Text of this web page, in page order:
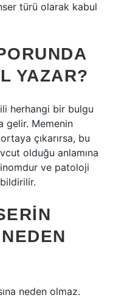
türü olarak kabul
YAZAR?
herhangi bir bulgu
gelir. Memenin
çıkarırsa, bu
olduğu anlamına
ve patoloji
neden olmaz.